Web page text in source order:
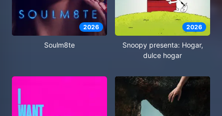
2026
Soulm8te
2026
Snoopy presenta: Hogar,
dulce hogar